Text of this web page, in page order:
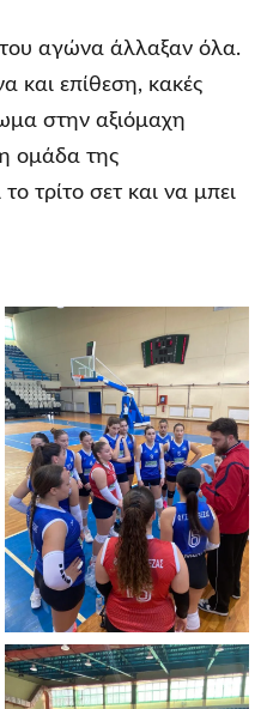
του αγώνα άλλαξαν όλα.
και επίθεση, κακές
στην αξιόμαχη
ομάδα της
τρίτο σετ και να μπει